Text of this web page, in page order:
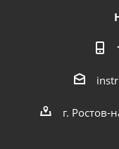
г. Ростов-